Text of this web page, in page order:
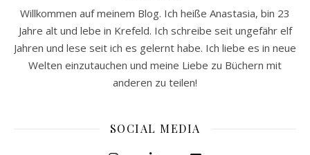
Willkommen auf meinem Blog. Ich heiße Anastasia, bin 23
Jahre alt und lebe in Krefeld. Ich schreibe seit ungefähr elf
Jahren und lese seit ich es gelernt habe. Ich liebe es in neue
Welten einzutauchen und meine Liebe zu Büchern mit
anderen zu teilen!
SOCIAL MEDIA